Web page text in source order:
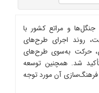
و مراتع کشور با
روند اجرای طرح‌های
حرکت به‌سوی طرح‌های
شد. همچنین توسعه
فرهنگ‌سازی آن مورد توجه